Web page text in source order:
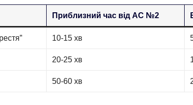
Приблизний час від АС №2
10-15 хв
20-25 хв
50-60 хв